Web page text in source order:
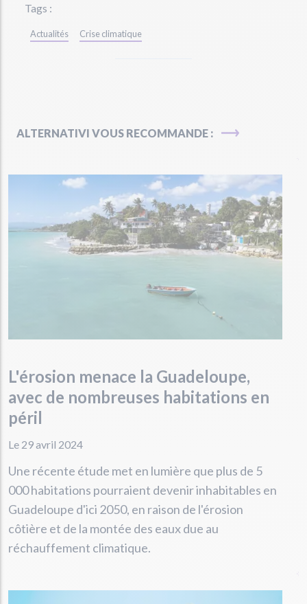
Tags :
Actualités Crise climatique
ALTERNATIVI VOUS RECOMMANDE :
L'érosion menace la Guadeloupe,
avec de nombreuses habitations en
péril
Le 29 avril 2024
Une récente étude met en lumière que plus de 5
000 habitations pourraient devenir inhabitables en
Guadeloupe d'ici 2050, en raison de l'érosion
côtière et de la montée des eaux due au
réchauffement climatique.